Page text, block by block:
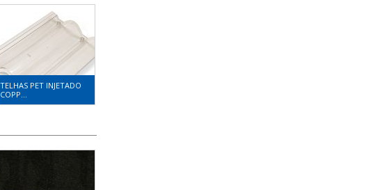
TELHAS PET INJETADO
COPP...